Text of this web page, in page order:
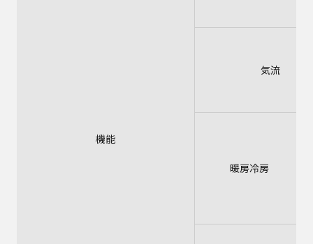
機能
気流
暖房冷房